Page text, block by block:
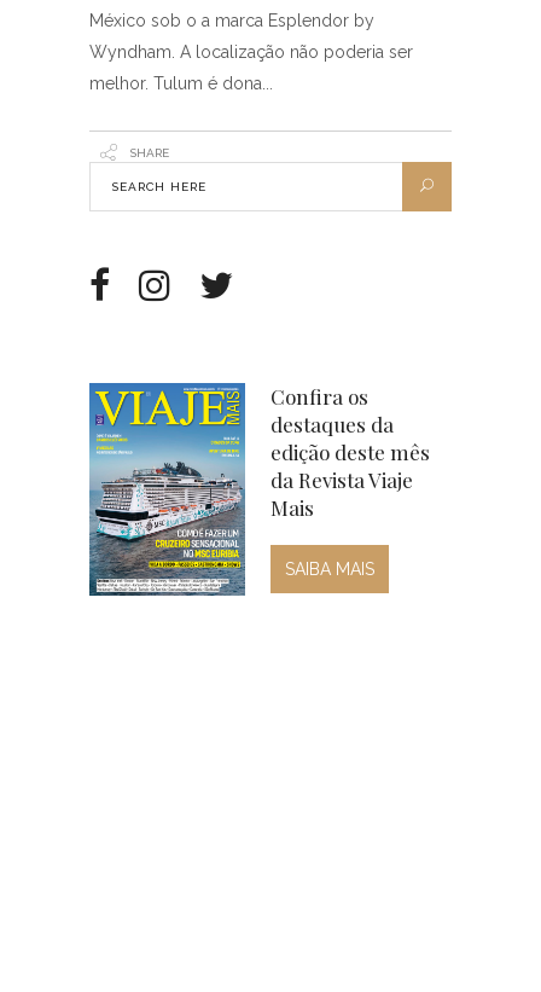
México sob o a marca Esplendor by
Wyndham. A localização não poderia ser
melhor. Tulum é dona
SHARE
Confira os
destaques da
edição deste mês
da Revista Viaje
Mais
SAIBA MAIS